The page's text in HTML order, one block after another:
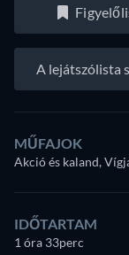
A lejátszólista
MŰFAJOK
Akció és kaland,
IDŐTARTAM
1 óra 33perc